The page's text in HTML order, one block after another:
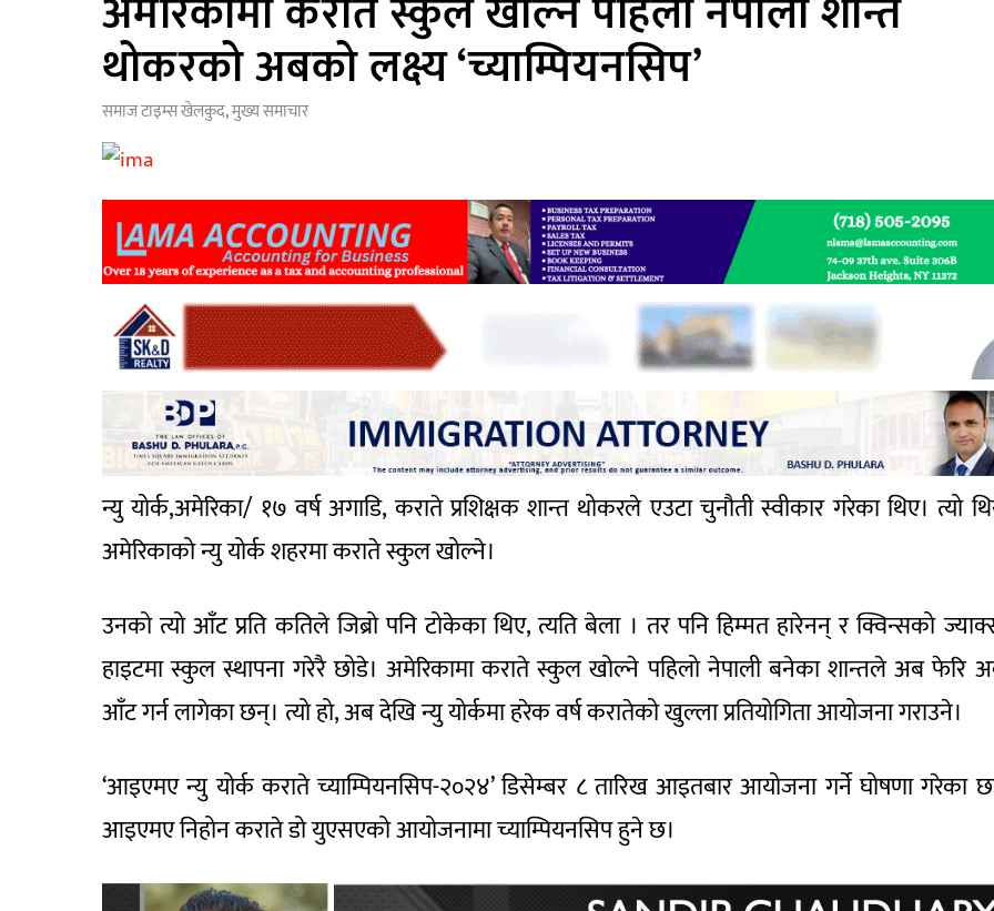
थोकरको अबको लक्ष्य ‘च्याम्पियनसिप’
समाज टाइम्सखेलकुद,मुख्य समाचार
न्यु योर्क,अमेरिका/ १७ वर्ष अगाडि, कराते प्रशिक्षक शान्त थोकरले एउटा चुनौती स्वीकार गरेका थिए। त्यो
अमेरिकाको न्यु योर्क शहरमा कराते स्कुल खोल्ने।
उनको त्यो आँट प्रति कतिले जिब्रो पनि टोकेका थिए, त्यति बेला । तर पनि हिम्मत हारेनन् र क्विन्सको
हाइटमा स्कुल स्थापना गरेरै छोडे। अमेरिकामा कराते स्कुल खोल्ने पहिलो नेपाली बनेका शान्तले अब फेरि
आँट गर्न लागेका छन्। त्यो हो, अब देखि न्यु योर्कमा हरेक वर्ष करातेको खुल्ला प्रतियोगिता आयोजना गराउने।
‘आइएमए न्यु योर्क कराते च्याम्पियनसिप-२०२४’ डिसेम्बर ८ तारिख आइतबार आयोजना गर्ने घोषणा गरेका
आइएमए निहोन कराते डो युएसएको आयोजनामा च्याम्पियनसिप हुने छ।